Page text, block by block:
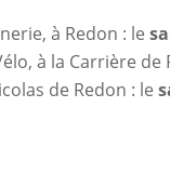
à Redon : le
à la Carrière de
de Redon : le